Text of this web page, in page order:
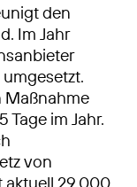
den
Im Jahr
umgesetzt.
Maßnahme
Tage im Jahr.
von
aktuell 29.000